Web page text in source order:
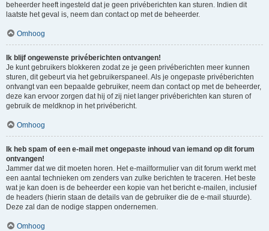
beheerder heeft ingesteld dat je geen privéberichten kan sturen. Indien dit
laatste het geval is, neem dan contact op met de beheerder.
Omhoog
Ik blijf ongewenste privéberichten ontvangen!
Je kunt gebruikers blokkeren zodat ze je geen privéberichten meer kunnen
sturen, dit gebeurt via het gebruikerspaneel. Als je ongepaste privéberichten
ontvangt van een bepaalde gebruiker, neem dan contact op met de beheerder,
deze kan ervoor zorgen dat hij of zij niet langer privéberichten kan sturen of
gebruik de meldknop in het privébericht.
Omhoog
Ik heb spam of een e-mail met ongepaste inhoud van iemand op dit forum
ontvangen!
Jammer dat we dit moeten horen. Het e-mailformulier van dit forum werkt met
een aantal technieken om zenders van zulke berichten te traceren. Het beste
wat je kan doen is de beheerder een kopie van het bericht e-mailen, inclusief
de headers (hierin staan de details van de gebruiker die de e-mail stuurde).
Deze zal dan de nodige stappen ondernemen.
Omhoog